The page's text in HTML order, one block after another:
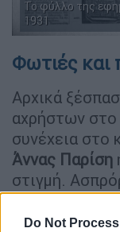
Do Not
Το φύλλο της
1931
Φωτιές και
Αρχικά
αχρήστων στο
συνέχεια στο
Άννας Παρίση
στιγμή.
βρίσκονταν
κάθε πρωί,